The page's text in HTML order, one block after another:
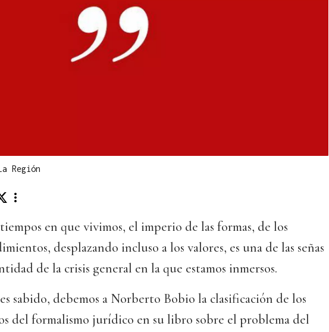
Región
en que vivimos, el imperio de las formas, de los
desplazando incluso a los valores, es una de las señas
de la crisis general en la que estamos inmersos.
sabido, debemos a Norberto Bobio la clasificación de los
del formalismo jurídico en su libro sobre el problema del